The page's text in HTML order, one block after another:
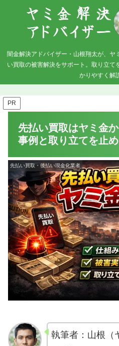
闇金解決アドバイザー・山根翔太が、
い買取の被害解決をサポート。取り立
かりやすく解
PR
先払い買取はヤミ金
事例と取り立てを止
先払い買取・後払い現金化業者
執筆者：山根（